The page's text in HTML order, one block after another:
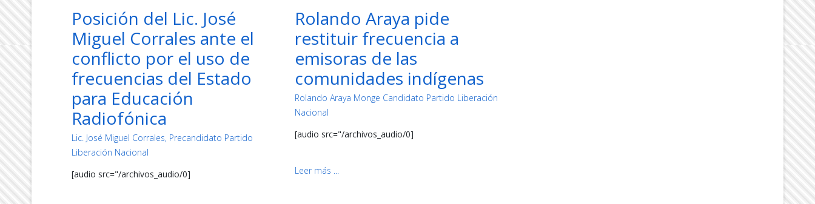
Posición del Lic. José
Miguel Corrales ante el
conflicto por el uso de
frecuencias del Estado
para Educación
Radiofónica
Lic. José Miguel Corrales, Precandidato Partido
Liberación Nacional
[audio src="/archivos_audio/0]
Rolando Araya pide
restituir frecuencia a
emisoras de las
comunidades indígenas
Rolando Araya Monge Candidato Partido Liberación
Nacional
[audio src="/archivos_audio/0]
Leer más ...